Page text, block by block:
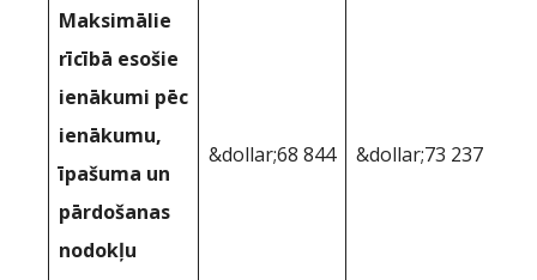
Maksimālie
rīcībā esošie
ienākumi pēc
ienākumu,
īpašuma un
pārdošanas
nodokļu
&dollar;68 844 &dollar;73 237